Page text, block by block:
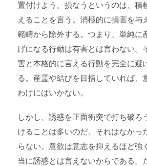
置付けよう。損なうというのは、積
えることを言う。消極的に損害を与
範疇から除外する。つまり、単純に
げになる行動は有害とは言わない。
害と本格的に言える行動を完全に避
る。産霊や結びを目指していれば、
わけにはいかない。
しかし、誘惑を正面衝突で打ち破ろ
けることは多いのだ。それはなかっ
らない。意欲は意志を抑えるほど強
当に誘惑とは言えないからである。